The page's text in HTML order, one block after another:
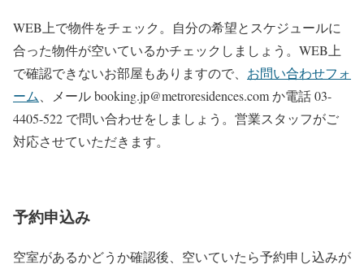
WEB上で物件をチェック。自分の希望とスケジュールに
合った物件が空いているかチェックしましょう。WEB上
で確認できないお部屋もありますので、 お問い合わせフォ
ーム、メール booking.jp@metroresidences.com か電話 03-
4405-522 で問い合わせをしましょう。営業スタッフがご
対応させていただきます。
予約申込み
空室があるかどうか確認後、空いていたら予約申し込みが